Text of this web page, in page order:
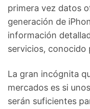
primera vez datos
generación de
información
servicios, conocido
La gran incógnita
mercados es si
serán suficientes